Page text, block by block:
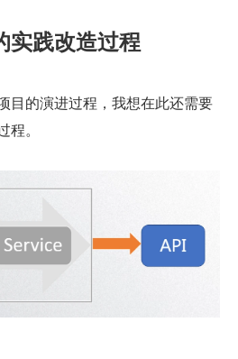
践改造过程
目的演进过程，我想在此还需要
。